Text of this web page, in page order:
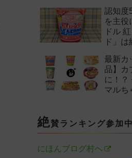
認知度
を主役
ドル
ド」
最新カ
品】カ
に！？
マルち
絶賛ランキング参加中
にほんブログ村へ